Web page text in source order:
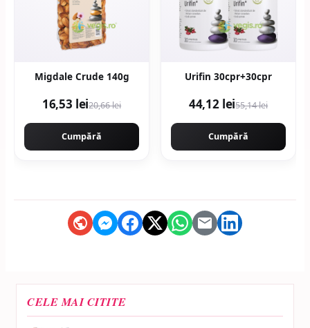
Migdale Crude 140g
16,53 lei20,66 lei
Cumpără
Urifin 30cpr+30cpr
44,12 lei55,14 lei
Cumpără
CELE MAI CITITE